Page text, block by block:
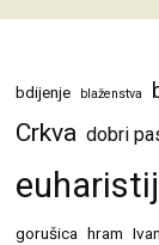
bdijenje blaženstva
Crkva dobri
gorušica hram